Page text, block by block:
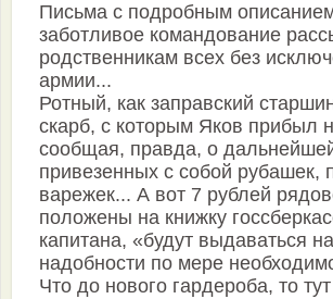
Письма с подробным
заботливое командование
родственникам всех без
армии...
Ротный, как заправский
скарб, с которым Яков прибыл
сообщая, правда, о
привезенных с собой рубашек,
варежек... А вот 7 рублей
положены на книжку
капитана, «будут выдаваться
надобности по мере
Что до нового гардероба, то